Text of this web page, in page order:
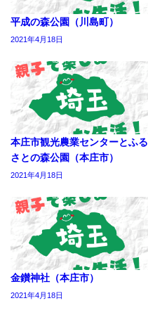
平成の森公園（川島町）
2021年4月18日
本庄市観光農業センターとふる
さとの森公園（本庄市）
2021年4月18日
金鑚神社（本庄市）
2021年4月18日